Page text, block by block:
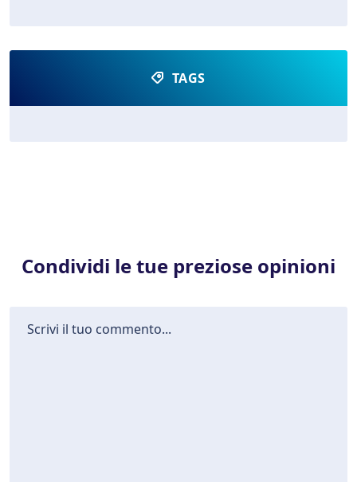
TAGS
Condividi le tue preziose opinioni